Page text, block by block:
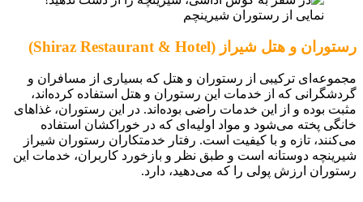
نمایی از رستوران شیرینچم
رستوران و هتل شیراز (Shiraz Restaurant & Hotel)
مجموعه‌ای ترکیبی از رستوران و هتل که بسیاری از مسافران و
گردشگرانی که از خدمات این رستوران و هتل استفاده کرده‌اند،
مثبت بوده و از این خدمات راضی بوده‌اند. در این رستوران، غذاهای
خانگی پخته می‌شود و مواد اولیه‌ای که در خوراکشان استفاده
می‌کنند، تازه و با کیفیت است. رفتار خدمتکاران رستوران شیراز
شیرینچه دوستانه است و طبق نظر و بازخورد کاربران، خدمات این
رستوران ارزش پولی را که می‌دهید، دارد.